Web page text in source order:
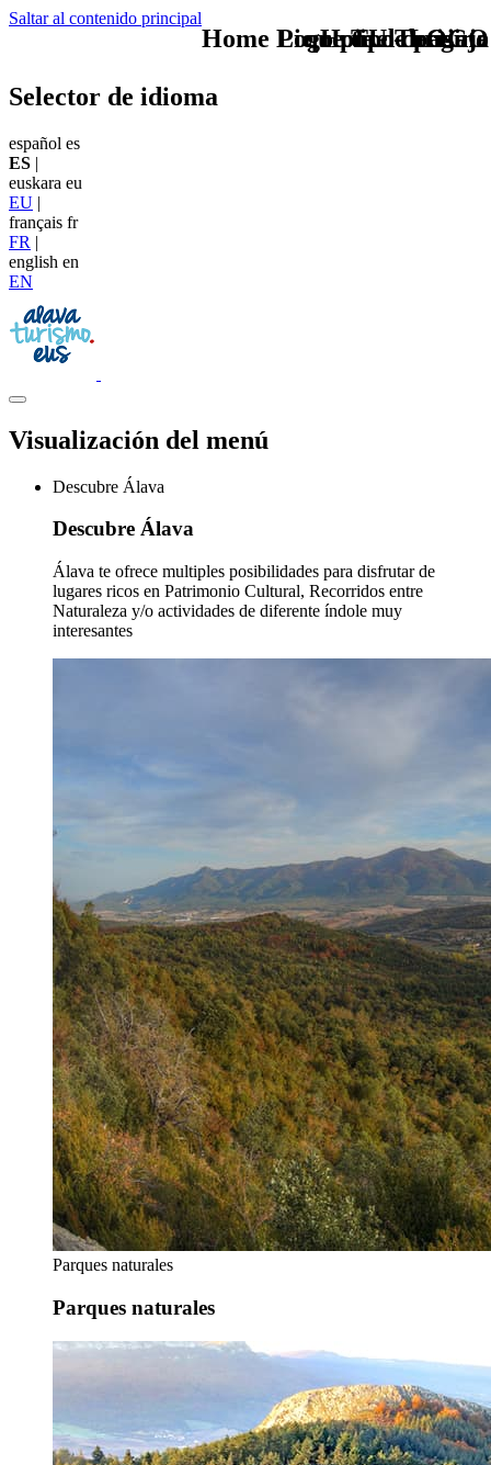
Saltar al contenido principal
TU - LOGO
Selector de idioma
español es
ES |
euskara eu
EU |
français fr
FR |
english en
EN
Visualización del menú
Descubre Álava
Descubre Álava
Álava te ofrece multiples posibilidades para disfrutar de
lugares ricos en Patrimonio Cultural, Recorridos entre
Naturaleza y/o actividades de diferente índole muy
interesantes
Parques naturales
Parques naturales
que tipo de viaje
Home Logo pie de página
Pie Home Turismo